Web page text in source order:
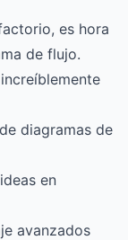
es hora
de flujo.
diagramas de
en
avanzados